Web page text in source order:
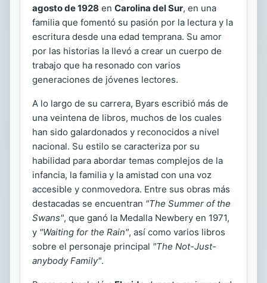
agosto de 1928 en Carolina del Sur, en una
familia que fomentó su pasión por la lectura y la
escritura desde una edad temprana. Su amor
por las historias la llevó a crear un cuerpo de
trabajo que ha resonado con varios
generaciones de jóvenes lectores.
A lo largo de su carrera, Byars escribió más de
una veintena de libros, muchos de los cuales
han sido galardonados y reconocidos a nivel
nacional. Su estilo se caracteriza por su
habilidad para abordar temas complejos de la
infancia, la familia y la amistad con una voz
accesible y conmovedora. Entre sus obras más
destacadas se encuentran "The Summer of the
Swans", que ganó la Medalla Newbery en 1971,
y "Waiting for the Rain", así como varios libros
sobre el personaje principal "The Not-Just-
anybody Family".